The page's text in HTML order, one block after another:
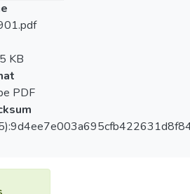
KB
PDF